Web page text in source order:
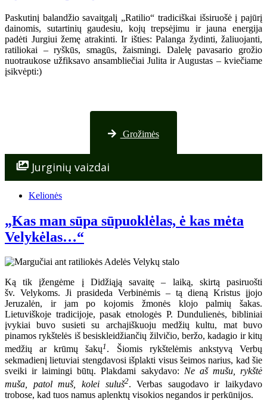
Paskutinį balandžio savaitgalį „Ratilio“ tradiciškai išsiruošė į pajūrį
dainomis, sutartinių gaudesiu, kojų trepsėjimu ir jauna energija
padėti Jurgiui žemę atrakinti. Ir išties: Palanga žydinti, žaliuojanti,
ratiliokai – ryškūs, smagūs, žaismingi. Dalelę pavasario grožio
nuotraukose užfiksavo ansambliečiai Julita ir Augustas – kviečiame
įsikvėpti:)
Nuotraukos iš Palangos
Grožimės
Jurginių vaizdai
Kelionės
„Kas man sūpa sūpuoklėlas, ė kas mėta
Velykėlas…“
Ką tik įžengėme į Didžiąją savaitę – laiką, skirtą pasiruošti
šv. Velykoms. Ji prasideda Verbinėmis – tą dieną Kristus įjojo
Jeruzalėn, ir jam po kojomis žmonės klojo palmių šakas.
Lietuviškoje tradicijoje, pasak etnologės P. Dundulienės, bibliniai
įvykiai buvo susieti su archajiškuoju medžių kultu, mat buvo
pinamos rykštelės iš besiskleidžiančių žilvičio, beržo, kadagio ir kitų
medžių ar krūmų šakų1 . Šiomis rykštelėmis ankstyvą Verbų
sekmadienį lietuviai stengdavosi išplakti visus šeimos narius, kad šie
sveiki ir laimingi būtų. Plakdami sakydavo: Ne aš mušu, rykštė
muša, patol muš, kolei suluš2. Verbas saugodavo ir laikydavo
trobose, kad tuos namus aplenktų visokios negandos ir perkūnijos.